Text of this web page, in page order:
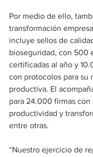
Por medio de ello,
transformación
incluye sellos de
bioseguridad, con 500
certificadas al año y
con protocolos para su
productiva. El
para 24.000 firmas con
productividad y
entre otras.
“Nuestro ejercicio de